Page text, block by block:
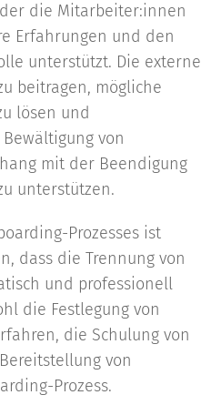
die Mitarbeiter:innen
Erfahrungen und den
unterstützt. Die externe
beitragen, mögliche
lösen und
von
mit der Beendigung
unterstützen.
Prozesses ist
dass die Trennung von
und professionell
die Festlegung von
die Schulung von
von
Prozess.